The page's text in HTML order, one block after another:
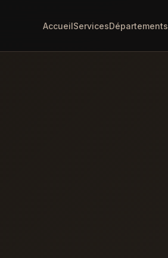
AccueilServicesDépartements